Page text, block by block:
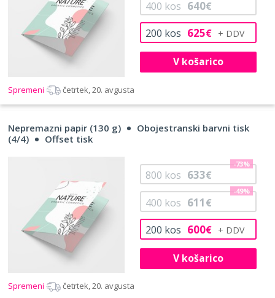
200 kos 625€
400 kos 640€
V košarico
Spremeni četrtek, 20. avgusta
Nepremazni papir (130 g)
Obojestranski barvni tisk
(4/4)
Offset tisk
200 kos 600€
400 kos 611€
-49%
800 kos 633€
-73%
V košarico
Spremeni četrtek, 20. avgusta